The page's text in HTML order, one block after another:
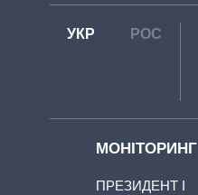
УКР РОС
МОНІТОРИНГ
ПРЕЗИДЕНТ І